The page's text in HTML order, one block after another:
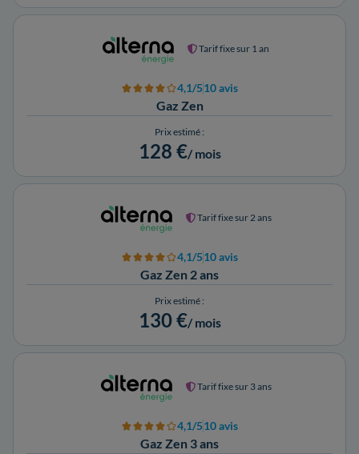
Gaz Zen
Tarif fixe sur 1 an
4,1/510 avis
Prix estimé :
128 €/ mois
Gaz Zen 2 ans
Tarif fixe sur 2 ans
4,1/510 avis
Prix estimé :
130 €/ mois
Gaz Zen 3 ans
Tarif fixe sur 3 ans
4,1/510 avis